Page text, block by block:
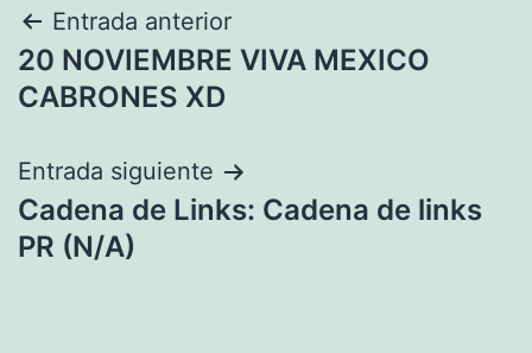
Navegación
de
Entrada anterior
20 NOVIEMBRE VIVA MEXICO
CABRONES XD
Entrada siguiente
Cadena de Links: Cadena de links
PR (N/A)